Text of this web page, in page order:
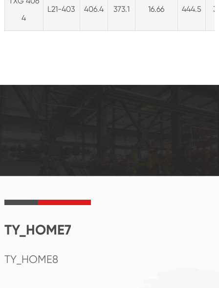
4
L21-403 406.4 373.1 16.66 444.5
TY_HOME7
TY_HOME8